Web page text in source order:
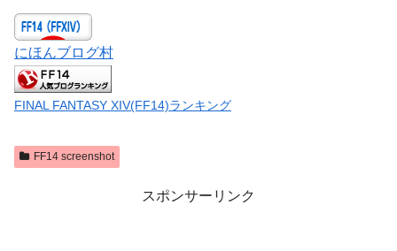
にほんブログ村
FINAL FANTASY XIV(FF14)ランキング
FF14 screenshot
スポンサーリンク